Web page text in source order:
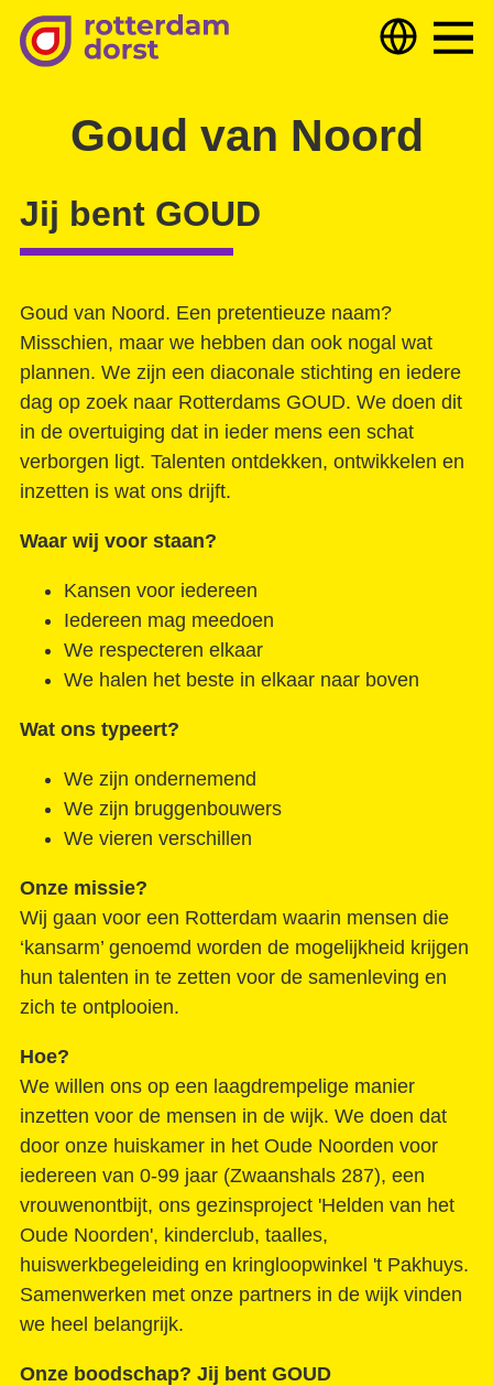
Hulp nodig? Hulp bieden
Uitgelicht
Wijkteam zoekt samenwerking
TKC digital versterkt onze Vraagbaken!
Getekend
Goud van Noord
Jij bent GOUD
Goud van Noord. Een pretentieuze naam?
Misschien, maar we hebben dan ook nogal wat
plannen. We zijn een diaconale stichting en iedere
dag op zoek naar Rotterdams GOUD. We doen dit
in de overtuiging dat in ieder mens een schat
verborgen ligt. Talenten ontdekken, ontwikkelen en
inzetten is wat ons drijft.
Waar wij voor staan?
Kansen voor iedereen
Iedereen mag meedoen
We respecteren elkaar
We halen het beste in elkaar naar boven
Wat ons typeert?
We zijn ondernemend
We zijn bruggenbouwers
We vieren verschillen
Onze missie?
Wij gaan voor een Rotterdam waarin mensen die
‘kansarm’ genoemd worden de mogelijkheid krijgen
hun talenten in te zetten voor de samenleving en
zich te ontplooien.
Hoe?
We willen ons op een laagdrempelige manier
inzetten voor de mensen in de wijk. We doen dat
door onze huiskamer in het Oude Noorden voor
iedereen van 0-99 jaar (Zwaanshals 287), een
vrouwenontbijt, ons gezinsproject 'Helden van het
Oude Noorden', kinderclub, taalles,
huiswerkbegeleiding en kringloopwinkel 't Pakhuys.
Samenwerken met onze partners in de wijk vinden
we heel belangrijk.
Onze boodschap? Jij bent GOUD